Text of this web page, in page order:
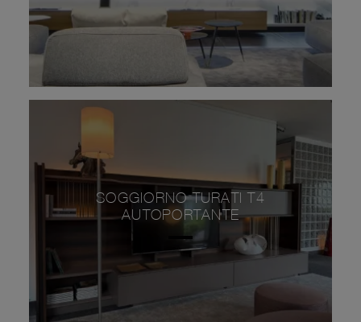
SOGGIORNO TURATI T4
AUTOPORTANTE